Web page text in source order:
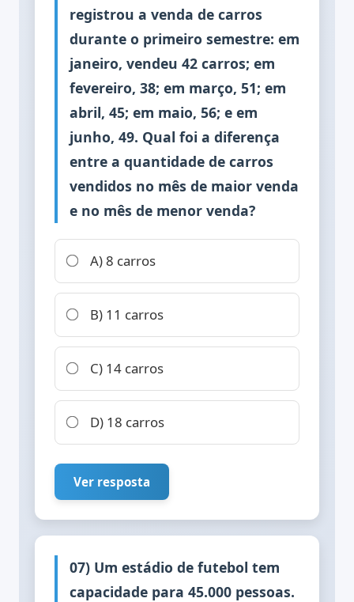
registrou a venda de carros
durante o primeiro semestre: em
janeiro, vendeu 42 carros; em
fevereiro, 38; em março, 51; em
abril, 45; em maio, 56; e em
junho, 49. Qual foi a diferença
entre a quantidade de carros
vendidos no mês de maior venda
e no mês de menor venda?
A) 8 carros
B) 11 carros
C) 14 carros
D) 18 carros
Ver resposta
07) Um estádio de futebol tem
capacidade para 45.000 pessoas.